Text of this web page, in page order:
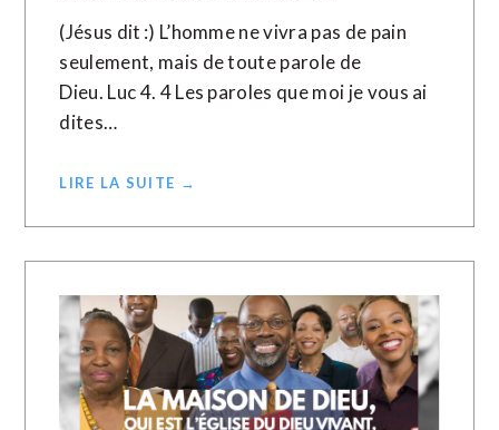
(Jésus dit :) L’homme ne vivra pas de pain
seulement, mais de toute parole de
Dieu. Luc 4. 4 Les paroles que moi je vous ai
dites…
LIRE LA SUITE →